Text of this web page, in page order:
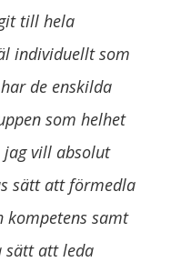
till hela
individuellt som
de enskilda
som helhet
vill absolut
sätt att förmedla
kompetens samt
sätt att leda